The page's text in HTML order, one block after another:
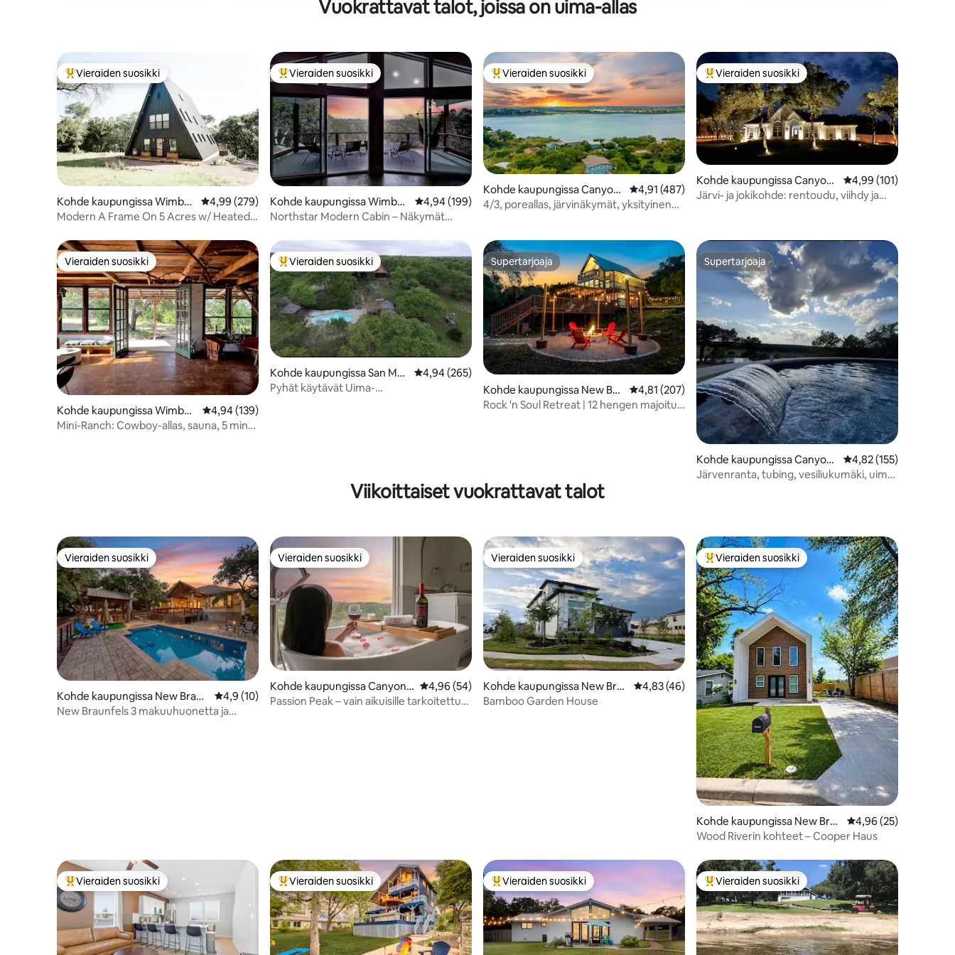
Vuokrattavat talot, joissa on uima-allas
Vieraiden suosikkien parhaimmistoa
Vieraiden suosikki
Kohde kaupungissa Wimber
ley
Keskimääräinen arvio 4,99/5, 279 arvostelua
4,99 (279)
Modern A Frame On 5 Acres w/ Heated
Vieraiden suosikkien parhaimmistoa
Vieraiden suosikki
Kohde kaupungissa Wimber
ley
Keskimääräinen arvio 4,94/5, 199 arvostelua
4,94 (199)
Northstar Modern Cabin – Näkymät
Vieraiden suosikkien parhaimmistoa
Vieraiden suosikki
Kohde kaupungissa Canyon
Lake
Keskimääräinen arvio 4,91/5, 487 arvostelua
4,91 (487)
4/3, poreallas, järvinäkymät, yksityinen
Vieraiden suosikkien parhaimmistoa
Vieraiden suosikki
Kohde kaupungissa Canyon
Lake
Keskimääräinen arvio
4,99 (101)
Järvi- ja jokikohde: rentoudu, viihdy ja
Vieraiden suosikki
Vieraiden suosikki
Kohde kaupungissa Wimberl
ey
Keskimääräinen arvio 4,94/5, 139 arvostelua
4,94 (139)
Mini-Ranch: Cowboy-allas, sauna, 5 min
Vieraiden suosikkien parhaimmistoa
Vieraiden suosikki
Kohde kaupungissa San Mar
cos
Keskimääräinen arvio 4,94/5, 265 arvostelua
4,94 (265)
Pyhät käytävät Uima-
Supertarjoaja
Supertarjoaja
Kohde kaupungissa New Bra
unfels
Keskimääräinen arvio 4,81/5, 207 arvostelua
4,81 (207)
Rock 'n Soul Retreat | 12 hengen majoitus
Supertarjoaja
Supertarjoaja
Kohde kaupungissa Canyon
Lake
Keskimääräinen arvio
4,82 (155)
Järvenranta, tubing, vesiliukumäki, uima-
Viikoittaiset vuokrattavat talot
Vieraiden suosikki
Vieraiden suosikki
Kohde kaupungissa New Braun
fels
Keskimääräinen arvio 4,9/5, 10 arvostelua
4,9 (10)
New Braunfels 3 makuuhuonetta ja
Vieraiden suosikki
Vieraiden suosikki
Kohde kaupungissa Canyon L
ake
Keskimääräinen arvio 4,96/5, 54 arvostelua
4,96 (54)
Passion Peak – vain aikuisille tarkoitettu
Vieraiden suosikki
Vieraiden suosikki
Kohde kaupungissa New Bra
unfels
Keskimääräinen arvio 4,83/5, 46 arvostelua
4,83 (46)
Bamboo Garden House
Vieraiden suosikkien parhaimmistoa
Vieraiden suosikki
Kohde kaupungissa New Bra
unfels
Keskimääräinen
4,96 (25)
Wood Riverin kohteet – Cooper Haus
Vieraiden suosikkien parhaimmistoa
Vieraiden suosikki Vieraiden suosikkien parhaimmistoa
Vieraiden suosikki Vieraiden suosikkien parhaimmistoa
Vieraiden suosikki Vieraiden suosikkien parhaimmistoa
Vieraiden suosikki